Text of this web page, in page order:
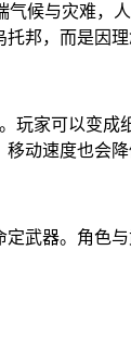
候与灾难
邦，而是
玩家可以变
动速度也会降
武器。角色